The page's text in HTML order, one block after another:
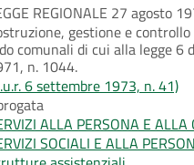
REGIONALE 27 agosto
gestione e
comunali di cui alla legge 6
n. 1044.
6 settembre 1973, n. 41)
ALLA PERSONA E ALLA
SOCIALI E ALLA